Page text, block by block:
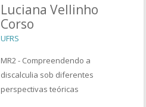
Luciana Vellinho
Corso
UFRS
MR2 - Compreendendo a
discalculia sob diferentes
perspectivas teóricas